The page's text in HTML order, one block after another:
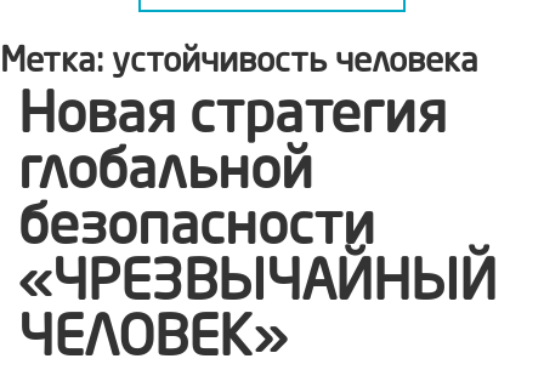
Метка: устойчивость человека
Новая стратегия
глобальной
безопасности
«ЧРЕЗВЫЧАЙНЫЙ
ЧЕЛОВЕК»